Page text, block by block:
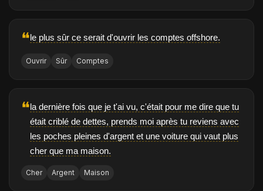
❝le plus sûr ce serait d'ouvrir les comptes offshore.
Ouvrir Sûr Comptes
❝la dernière fois que je t'ai vu, c'était pour me dire que tu
était criblé de dettes, prends moi après tu reviens avec
les poches pleines d'argent et une voiture qui vaut plus
cher que ma maison.
Cher Argent Maison